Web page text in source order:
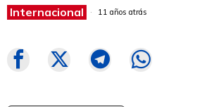
Internacional 11 años atrás